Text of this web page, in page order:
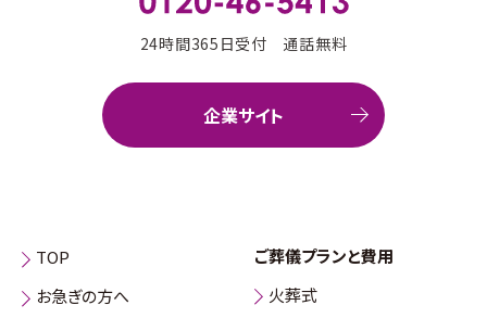
24時間365日受付 通話無料
企業サイト
TOP
お急ぎの方へ
ご葬儀プランと費用
火葬式